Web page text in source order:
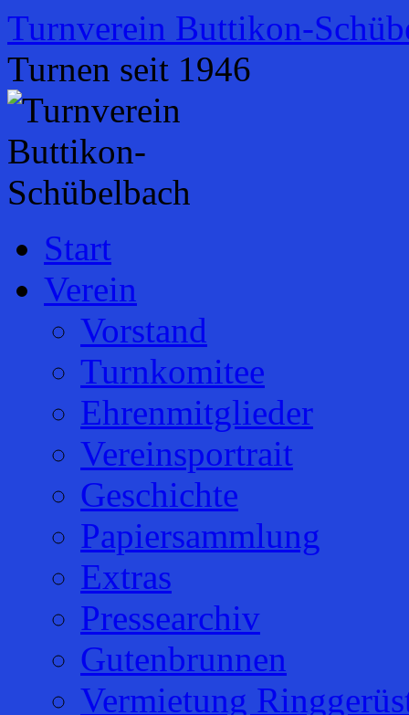
Zum
springen
Turnverein Buttikon-
Turnen seit 1946
Start
Verein
Vorstand
Turnkomitee
Ehrenmitglieder
Vereinsportrait
Geschichte
Papiersammlung
Extras
Pressearchiv
Gutenbrunnen
Vermietung